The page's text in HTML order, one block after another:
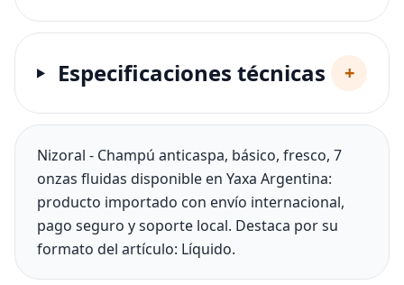
Especificaciones técnicas +
Nizoral - Champú anticaspa, básico, fresco, 7
onzas fluidas disponible en Yaxa Argentina:
producto importado con envío internacional,
pago seguro y soporte local. Destaca por su
formato del artículo: Líquido.